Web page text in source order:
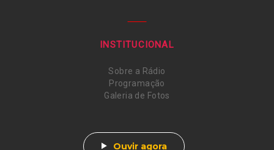
INSTITUCIONAL
Sobre a Rádio
Programação
Galeria de Fotos
Ouvir agora